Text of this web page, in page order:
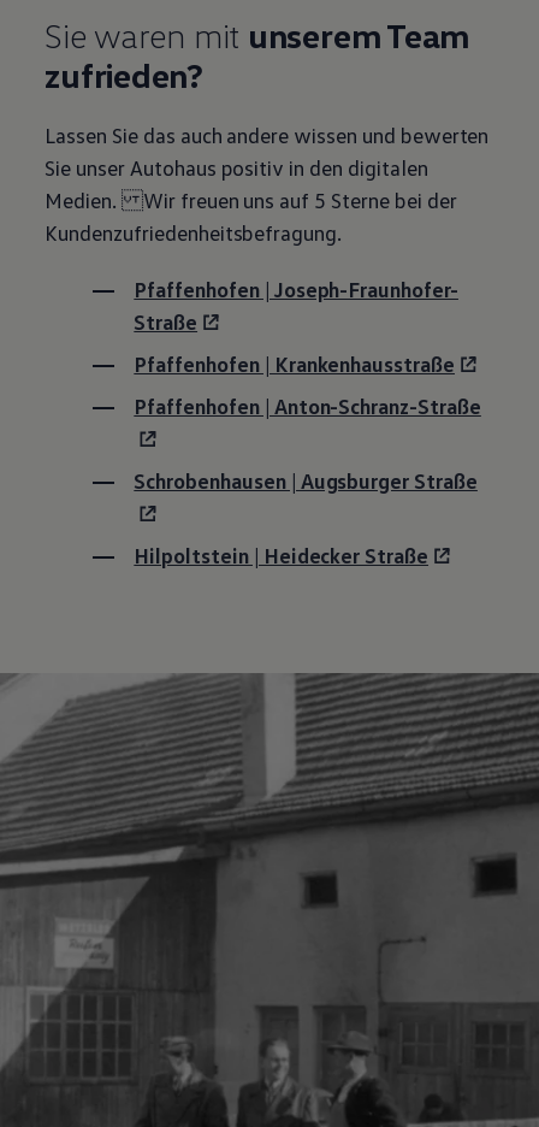
Lifestyle
Transport
Familie
Volkswagen R
Pannen- und Unfallhilfe
Volkswagen Kundenbetreuung
Sie waren mit unserem Team
zufrieden?
Lassen Sie das auch andere wissen und bewerten
Sie unser Autohaus positiv in den digitalen
Medien. Wir freuen uns auf 5 Sterne bei der
Kundenzufriedenheitsbefragung.
Pfaffenhofen | Joseph-Fraunhofer-
Straße
Pfaffenhofen | Krankenhausstraße
Pfaffenhofen | Anton-Schranz-Straße
Schrobenhausen | Augsburger Straße
Hilpoltstein | Heidecker Straße